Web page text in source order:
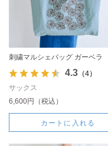
刺繍マルシェバッグ ガーベラ
4.3（4）
サックス
6,600円（税込）
カートに入れる